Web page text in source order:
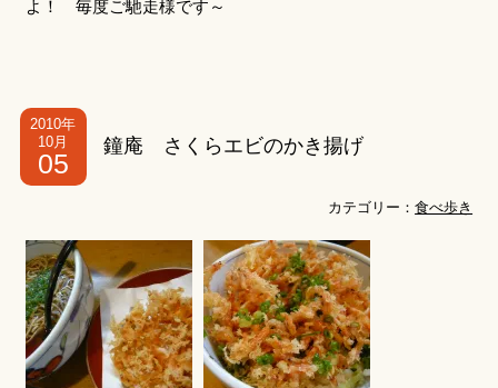
よ！ 毎度ご馳走様です～
2010年
10月
05
鐘庵 さくらエビのかき揚げ
カテゴリー：食べ歩き